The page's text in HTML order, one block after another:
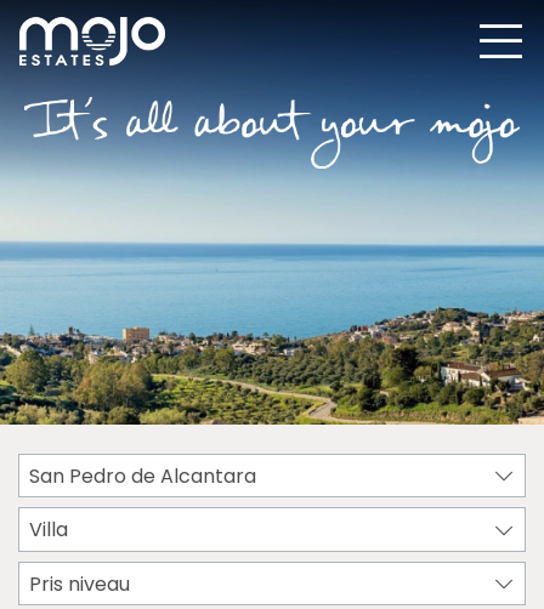
San Pedro de Alcantara
Villa
Pris niveau